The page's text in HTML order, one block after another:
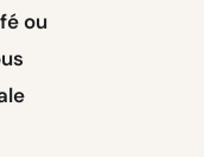
ou